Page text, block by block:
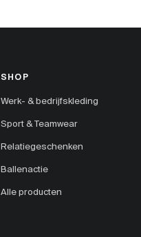
SHOP
Werk- & bedrijfskleding
Sport & Teamwear
Relatiegeschenken
Ballenactie
Alle producten